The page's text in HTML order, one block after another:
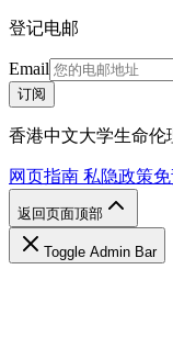
登记电邮
Email
订阅
香港中文大学生命伦
网页指南 私隐政策
返回页面顶部
Toggle Admin Bar